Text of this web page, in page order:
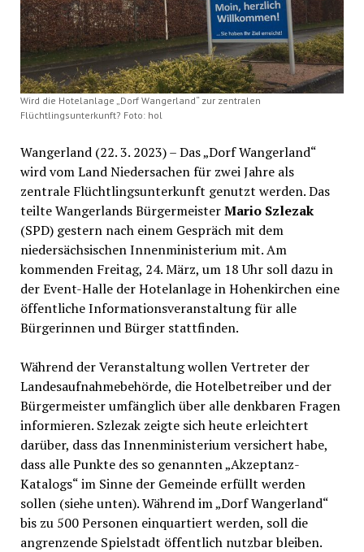
Wird die Hotelanlage „Dorf Wangerland“ zur zentralen
Flüchtlingsunterkunft? Foto: hol
Wangerland (22. 3. 2023) – Das „Dorf Wangerland“
wird vom Land Niedersachen für zwei Jahre als
zentrale Flüchtlingsunterkunft genutzt werden. Das
teilte Wangerlands BürgermeisterMario Szlezak
(SPD) gestern nach einem Gespräch mit dem
niedersächsischen Innenministerium mit. Am
kommenden Freitag, 24. März, um 18 Uhr soll dazu in
der Event-Halle der Hotelanlage in Hohenkirchen eine
öffentliche Informationsveranstaltung für alle
Bürgerinnen und Bürger stattfinden.
Während der Veranstaltung wollen Vertreter der
Landesaufnahmebehörde, die Hotelbetreiber und der
Bürgermeister umfänglich über alle denkbaren Fragen
informieren. Szlezak zeigte sich heute erleichtert
darüber, dass das Innenministerium versichert habe,
dass alle Punkte des so genannten „Akzeptanz-
Katalogs“ im Sinne der Gemeinde erfüllt werden
sollen (siehe unten). Während im „Dorf Wangerland“
bis zu 500 Personen einquartiert werden, soll die
angrenzende Spielstadt öffentlich nutzbar bleiben.